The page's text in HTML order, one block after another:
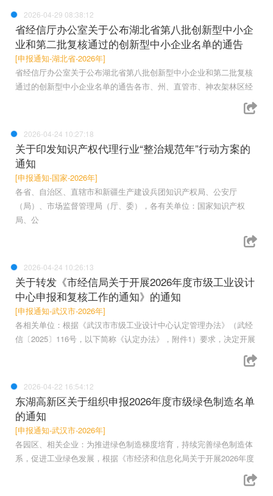
2026-04-29 08:38:12
省经信厅办公室关于公布湖北省第八批创新型中小企
业和第二批复核通过的创新型中小企业名单的通告
[申报通知-湖北省-2026年]
省经信厅办公室关于公布湖北省第八批创新型中小企业和第二批复核
通过的创新型中小企业名单的通告各市、州、直管市、神农架林区经
2026-04-24 10:27:18
关于印发知识产权代理行业“整治规范年”行动方案的
通知
[申报通知-国家-2026年]
各省、自治区、直辖市和新疆生产建设兵团知识产权局、公安厅
（局）、市场监督管理局（厅、委），各有关单位：国家知识产权
局、公
2026-04-24 10:26:13
关于转发《市经信局关于开展2026年度市级工业设计
中心申报和复核工作的通知》的通知
[申报通知-武汉市-2026年]
各相关单位：根据《武汉市市级工业设计中心认定管理办法》（武经
信〔2025〕116号，以下简称《认定办法》，附件1）要求，决定开展
2026-04-22 16:54:12
东湖高新区关于组织申报2026年度市级绿色制造名单
的通知
[申报通知-武汉市-2026年]
各园区、相关企业：为推进绿色制造梯度培育，持续完善绿色制造体
系，促进工业绿色发展，根据《市经济和信息化局关于开展2026年度